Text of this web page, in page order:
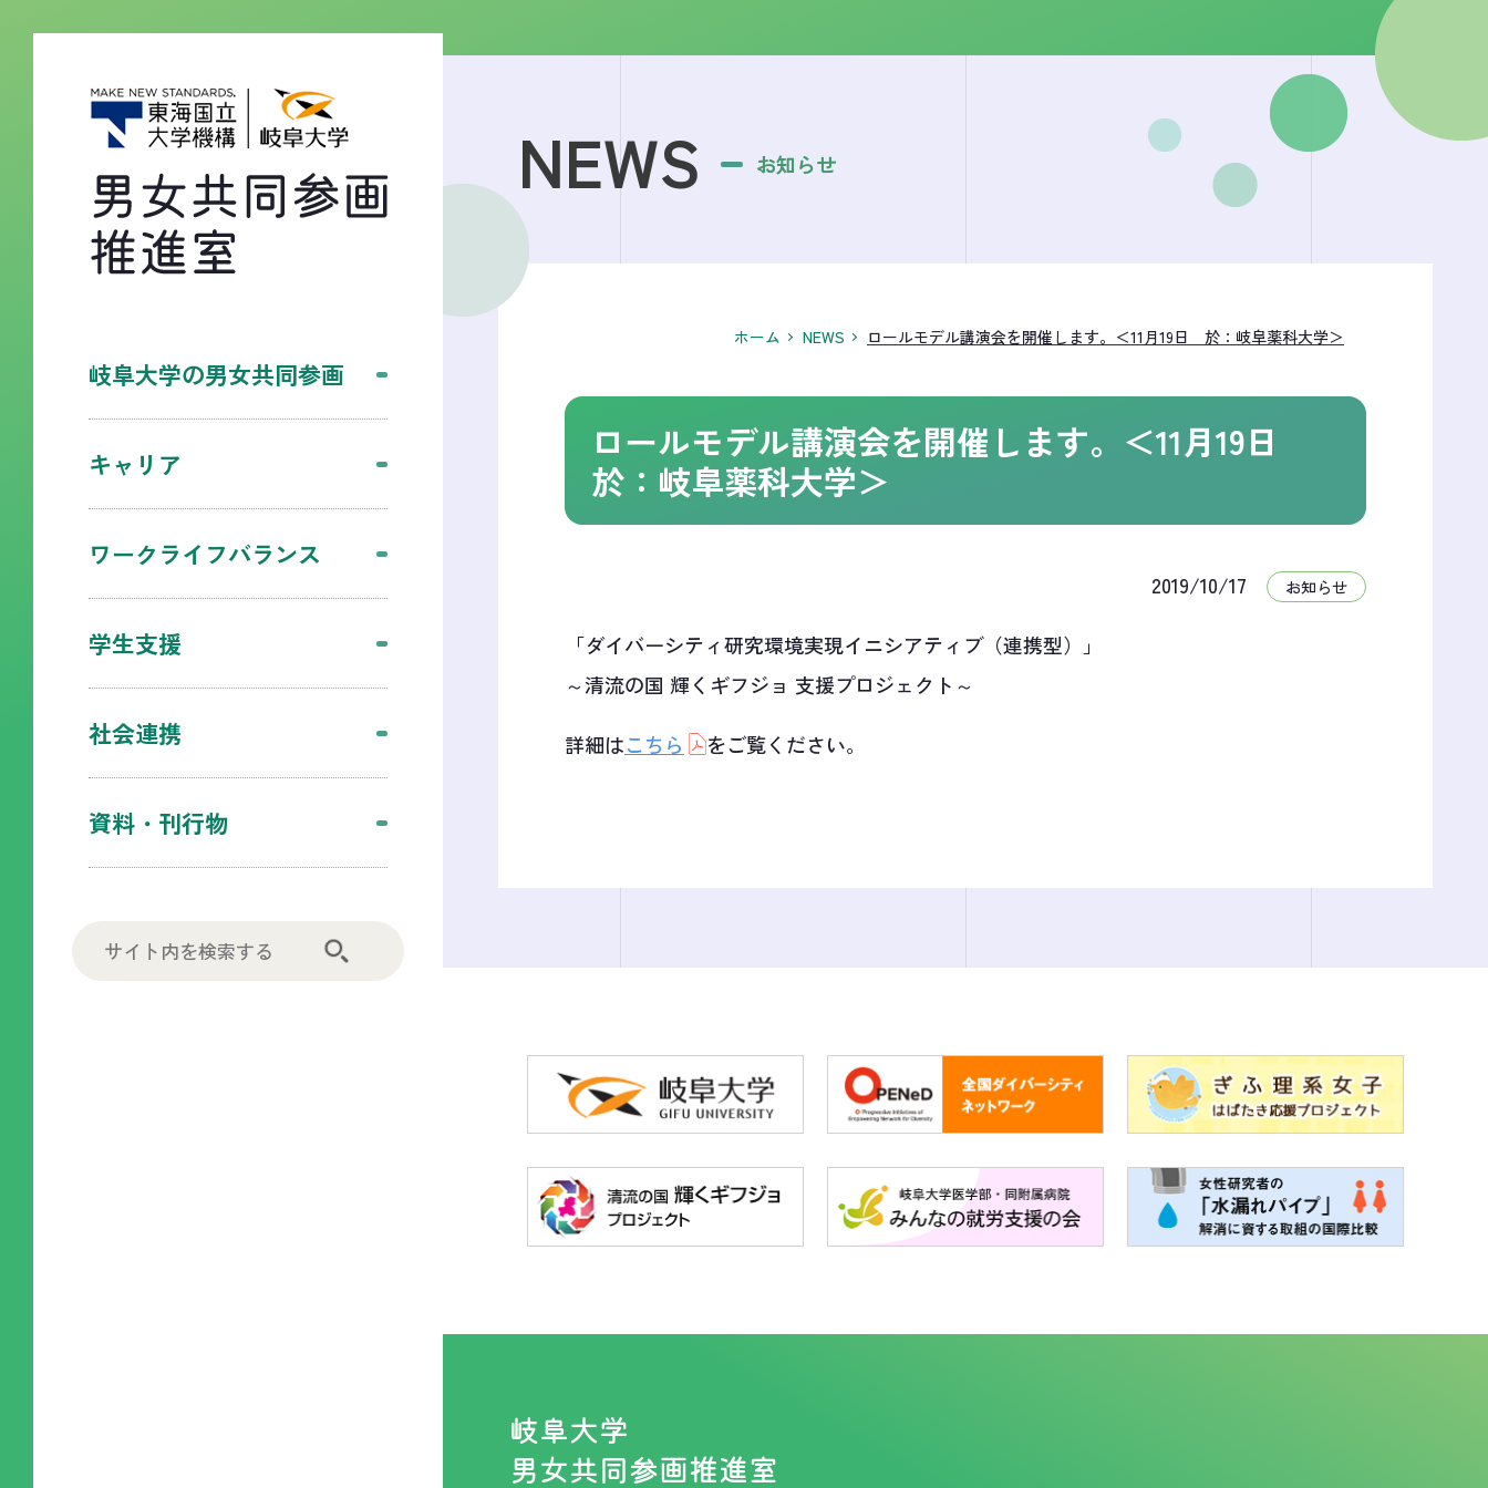
岐阜大学の男女共同参画
キャリア
ワークライフバランス
学生支援
社会連携
資料・刊行物
NEWS お知らせ
ホーム NEWS ロールモデル講演会を開催します。＜11月19日 於：岐阜薬科大学＞
ロールモデル講演会を開催します。＜11月19日
於：岐阜薬科大学＞
2019/10/17 お知らせ
「ダイバーシティ研究環境実現イニシアティブ（連携型）」
～清流の国 輝くギフジョ 支援プロジェクト～
詳細はこちら をご覧ください。
岐阜大学
男女共同参画推進室